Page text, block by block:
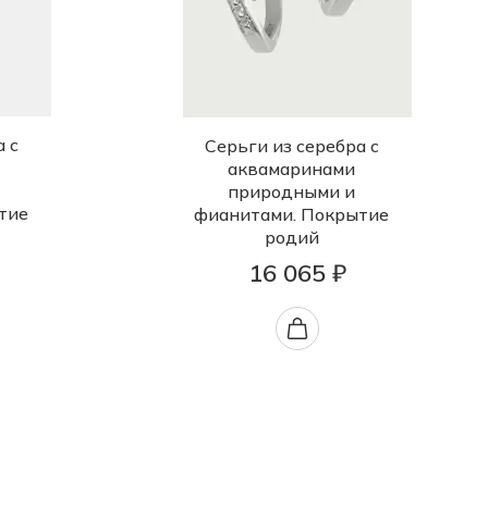
с
Серьги из серебра с
аквамаринами
природными и
фианитами. Покрытие
родий
16 065 ₽